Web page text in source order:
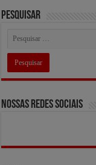
Pesquisar
Nossas Redes Sociais